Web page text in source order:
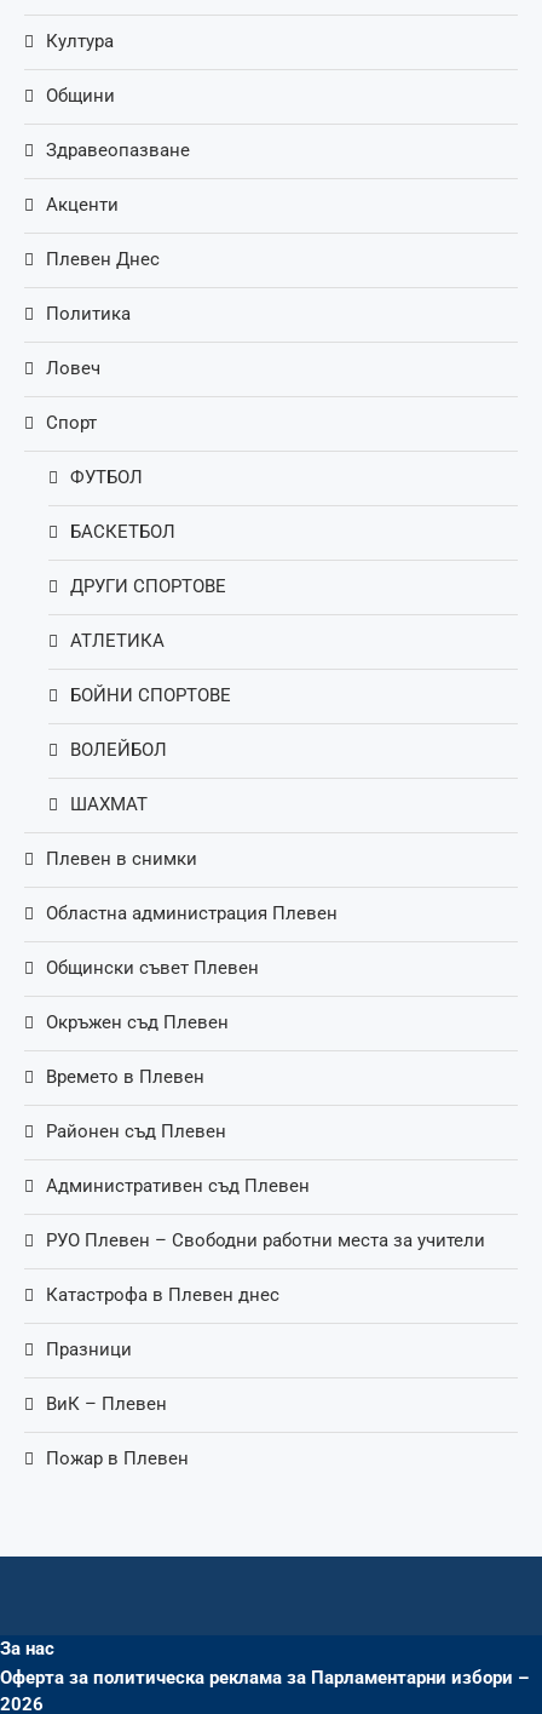
Култура
Общини
Здравеопазване
Акценти
Плевен Днес
Политика
Ловеч
Спорт
ФУТБОЛ
БАСКЕТБОЛ
ДРУГИ СПОРТОВЕ
АТЛЕТИКА
БОЙНИ СПОРТОВЕ
ВОЛЕЙБОЛ
ШАХМАТ
Плевен в снимки
Областна администрация Плевен
Общински съвет Плевен
Окръжен съд Плевен
Времето в Плевен
Районен съд Плевен
Административен съд Плевен
РУО Плевен – Свободни работни места за учители
Катастрофа в Плевен днес
Празници
ВиК – Плевен
Пожар в Плевен
За нас
Оферта за политическа реклама за Парламентарни избори –
2026